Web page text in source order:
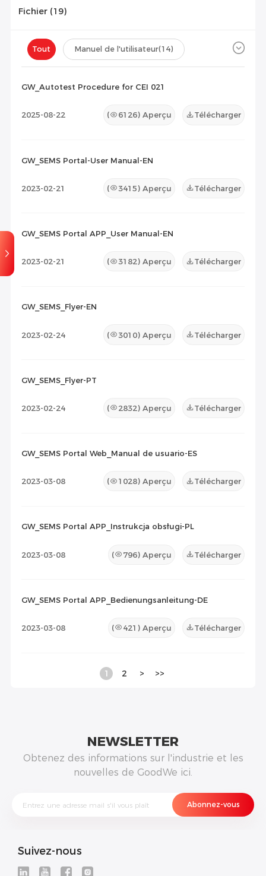
Fichier (19)
Tout Manuel de l'utilisateur(14)
GW_Autotest Procedure for CEI 021
2025-08-22 ( 6126) Aperçu Télécharger
GW_SEMS Portal-User Manual-EN
2023-02-21 ( 3415) Aperçu Télécharger
GW_SEMS Portal APP_User Manual-EN
2023-02-21 ( 3182) Aperçu Télécharger
GW_SEMS_Flyer-EN
2023-02-24 ( 3010) Aperçu Télécharger
GW_SEMS_Flyer-PT
2023-02-24 ( 2832) Aperçu Télécharger
GW_SEMS Portal Web_Manual de usuario-ES
2023-03-08 ( 1028) Aperçu Télécharger
GW_SEMS Portal APP_Instrukcja obsługi-PL
2023-03-08 ( 796) Aperçu Télécharger
GW_SEMS Portal APP_Bedienungsanleitung-DE
2023-03-08 ( 421 ) Aperçu Télécharger
1 2 > >>
NEWSLETTER
Obtenez des informations sur l'industrie et les
nouvelles de GoodWe ici.
Suivez-nous